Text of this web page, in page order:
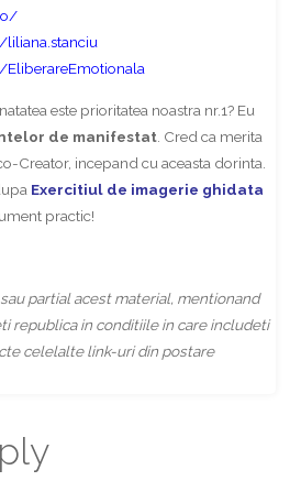
este prioritatea noastra nr.1? Eu
de manifestat. Cred ca merita
Creator, incepand cu aceasta dorinta.
Exercitiul de imagerie ghidata
practic!
partial acest material, mentionand
republica in conditiile in care includeti
celelalte link-uri din postare